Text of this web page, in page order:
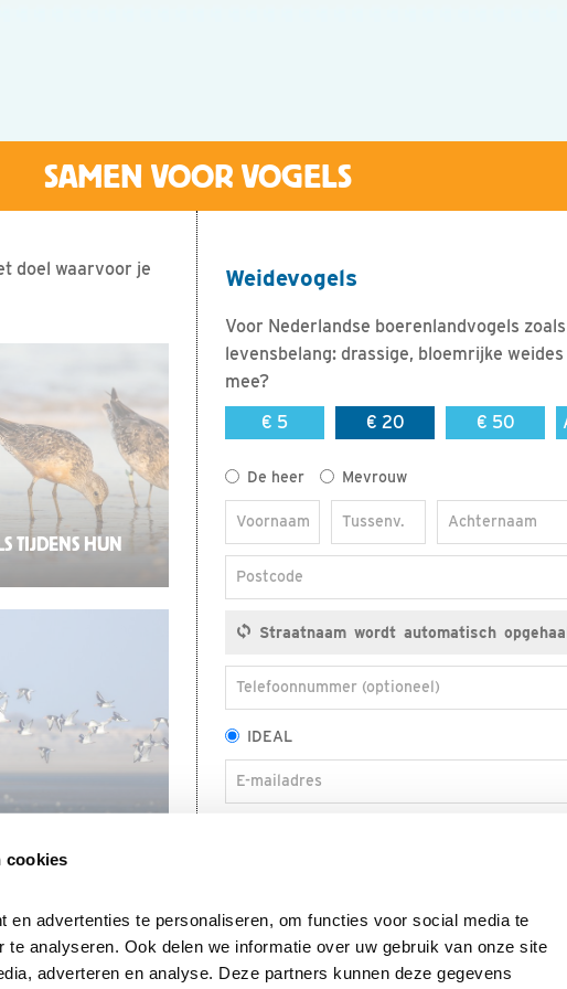
cookies
en advertenties te personaliseren, om functies voor social media te
te analyseren. Ook delen we informatie over uw gebruik van onze site
adverteren en analyse. Deze partners kunnen deze gegevens
doel waarvoor je
TIJDENS HUN
Weidevogels
Voor Nederlandse boerenlandvogels
levensbelang: drassige, bloemrijke
mee?
€ 5
€ 20 € 50
TitelDe heer Mevrouw
Voornaam Tussenv. Achternaam
Postcode
Telefoonnummer (optioneel)
IDEAL
E-mailadres